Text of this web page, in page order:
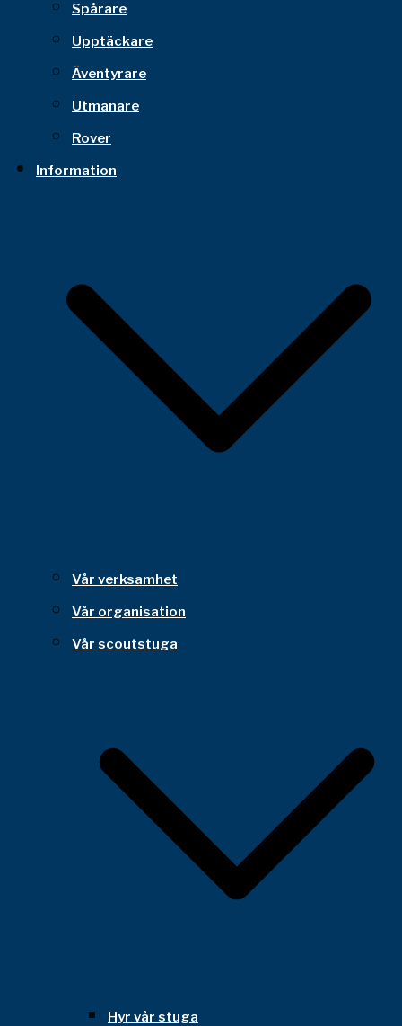
Spårare
Upptäckare
Äventyrare
Utmanare
Rover
Information
Vår verksamhet
Vår organisation
Vår scoutstuga
Hyr vår stuga